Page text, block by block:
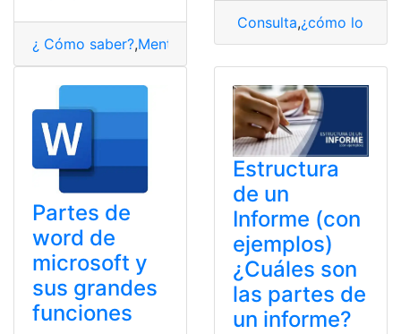
¿ Cómo saber?,Mentefacto,mentefacto conceptual
Consulta,¿cómo lo
Partes de
word de
microsoft y
sus grandes
funciones
Estructura
de un
Informe (con
ejemplos)
¿Cuáles son
las partes de
un informe?